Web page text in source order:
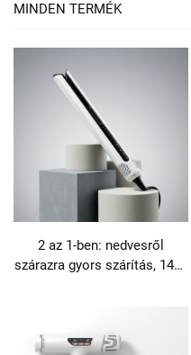
MINDEN TERMÉK
2 az 1-ben: nedvesről
szárazra gyors szárítás, 1400
fordulatszámú BLDC meleg